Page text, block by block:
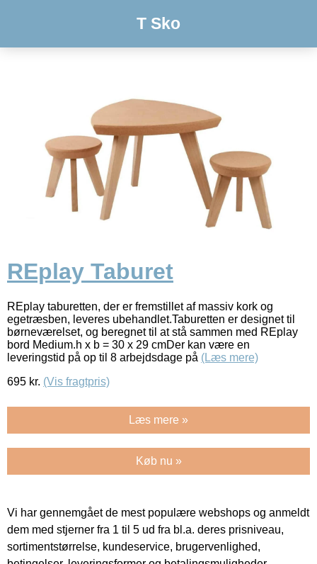
T Sko
REplay Taburet
REplay taburetten, der er fremstillet af massiv kork og
egetræsben, leveres ubehandlet.Taburetten er designet til
børneværelset, og beregnet til at stå sammen med REplay
bord Medium.h x b = 30 x 29 cmDer kan være en
leveringstid på op til 8 arbejdsdage på (Læs mere)
695 kr. (Vis fragtpris)
Læs mere »
Køb nu »
Vi har gennemgået de mest populære webshops og anmeldt
dem med stjerner fra 1 til 5 ud fra bl.a. deres prisniveau,
sortimentstørrelse, kundeservice, brugervenlighed,